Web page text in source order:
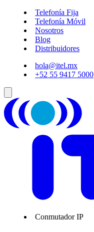
Telefonía Fija
Telefonía Móvil
Nosotros
Blog
Distribuidores
hola@itel.mx
+52 55 9417 5000
Conmutador IP